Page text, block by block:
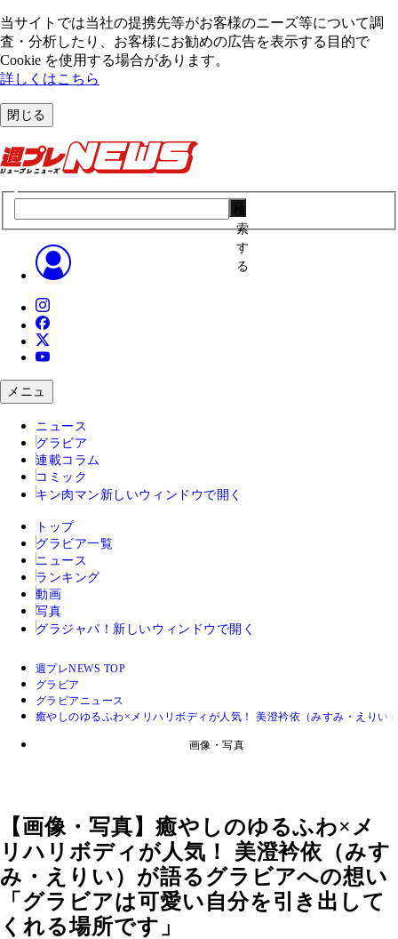
当サイトでは当社の提携先等がお客様のニーズ等について調
査・分析したり、お客様にお勧めの広告を表⽰する⽬的で
Cookie を使⽤する場合があります。
詳しくはこちら
閉じる
索
す
る
メニュ
ニュース
グラビア
連載コラム
コミック
キン肉マン 新しいウィンドウで開く
トップ
グラビア一覧
ニュース
ランキング
動画
写真
グラジャパ！ 新しいウィンドウで開く
週プレNEWS TOP
グラビア
グラビアニュース
癒やしのゆるふわ×メリハリボディが人気！ 美澄衿依（みすみ・えり
画像・写真
【画像・写真】癒やしのゆるふわ×メ
リハリボディが人気！ 美澄衿依（みす
み・えりい）が語るグラビアへの想い
「グラビアは可愛い自分を引き出して
くれる場所です」